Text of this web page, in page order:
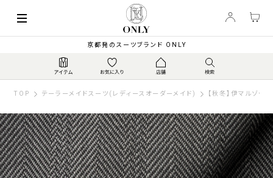
京都発のスーツブランド ONLY
TOP テーラーメイドスーツ(レディースオーダーメイド) 【秋冬】伊マルゾッ